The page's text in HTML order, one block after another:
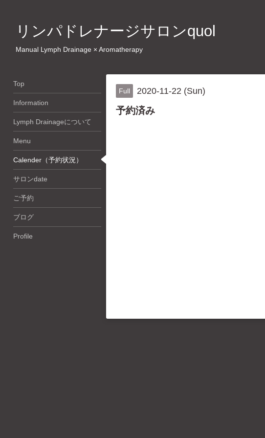
リンパドレナージサロンquol
Manual Lymph Drainage × Aromatherapy
Full 2020-11-22 (Sun)
予約済み
Top
Information
Lymph Drainageについて
Menu
Calender（予約状況）
サロンdate
ご予約
ブログ
Profile